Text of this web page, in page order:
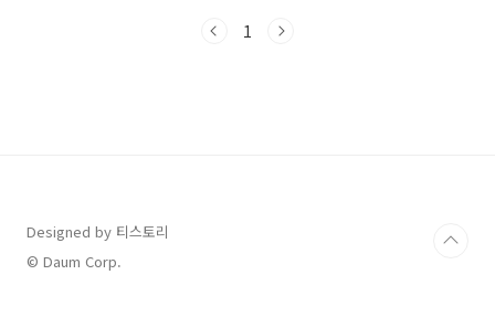
가구 특례 적용👨‍👩‍👧 맞벌이..
합한 결과, 결론은 ‘가구 단위 소득(건강보험료
1
Designed by 티스토리
© Daum Corp.